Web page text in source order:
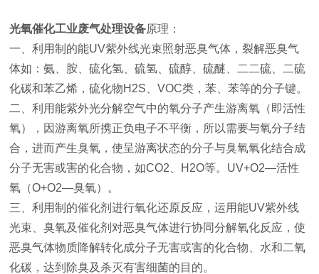
光氧催化工业废气处理设备原理：
一、利用制的能UV紫外线光束照射恶臭气体，裂解恶臭气
体如：氨、胺、硫化氢、硫氢、硫醇、硫醚、二二硫、二硫
化碳和苯乙烯，硫化物H2S、VOC类，苯、苯等的分子键。
二、利用能紫外光分解空气中的氧分子产生游离氧（即活性
氧），因游离氧所携正负电子不平衡，所以需要与氧分子结
合，进而产生臭氧，使呈游离状态的分子与臭氧氧化结合成
分子无害或害的化合物，如CO2、H2O等。UV+O2—活性
氧（O+O2—臭氧）。
三、利用制的催化剂进行氧化还原反应，运用能UV紫外线
光束、臭氧及催化剂对恶臭气体进行协同分解氧化反应，使
恶臭气体物质降解转化成分子无害或害的化合物、水和二氧
化碳，达到除臭及杀灭有害细菌的目的。